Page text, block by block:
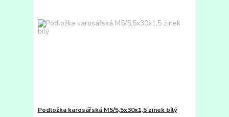
Podložka karosářská M5/5,5x30x1,5 zinek bílý